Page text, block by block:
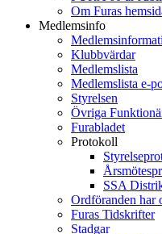
Om Furas
Medlemsinfo
Klubbvärdar
Medlemslista
Medlemslista e-
Styrelsen
Övriga
Furabladet
Protokoll
SSA
Ordföranden har
Furas Tidskrifter
Stadgar